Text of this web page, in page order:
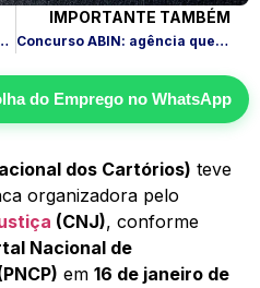
vagas e paga até R$ 10 mil
IMPORTANTE TAMBÉM
Concurso ABIN: agência quer vagas de nível médio e superior
do Empregono WhatsApp
dos Cartórios) teve
organizadora pelo
(CNJ), conforme
Nacional de
em 16 de janeiro de